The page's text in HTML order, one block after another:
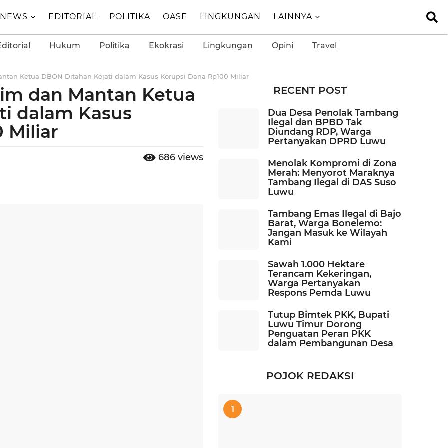
NEWS EDITORIAL POLITIKA OASE LINGKUNGAN LAINNYA
Hukum Politika Ekokrasi Lingkungan Opini Travel
Ketua DBON Ditahan Kejati dalam Kasus Korupsi Dana Rp100 Miliar
dan Mantan Ketua
dalam Kasus
Miliar
686 views
RECENT POST
Dua Desa Penolak Tambang
Ilegal dan BPBD Tak
Diundang RDP, Warga
Pertanyakan DPRD Luwu
Menolak Kompromi di Zona
Merah: Menyorot Maraknya
Tambang Ilegal di DAS Suso
Luwu
Tambang Emas Ilegal di Bajo
Barat, Warga Bonelemo:
Jangan Masuk ke Wilayah
Kami
Sawah 1.000 Hektare
Terancam Kekeringan,
Warga Pertanyakan
Respons Pemda Luwu
Tutup Bimtek PKK, Bupati
Luwu Timur Dorong
Penguatan Peran PKK
dalam Pembangunan Desa
POJOK REDAKSI
1